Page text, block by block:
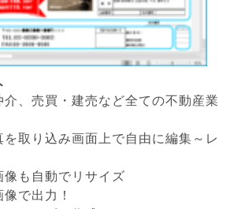
、売買・建売など全ての不動産業
取り込み画面上で自由に編集～レ
も自動でリサイズ
で出力！